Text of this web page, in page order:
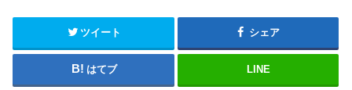
ツイート シェア
はてブ LINE